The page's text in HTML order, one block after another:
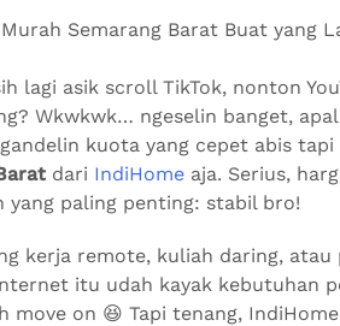
Murah Semarang Barat Buat yang
lagi asik scroll TikTok, nonton
Wkwkwk… ngeselin banget,
kuota yang cepet abis
dari IndiHome aja. Serius,
yang paling penting: stabil bro!
kerja remote, kuliah daring, atau
itu udah kayak kebutuhan
move on 😆 Tapi tenang,